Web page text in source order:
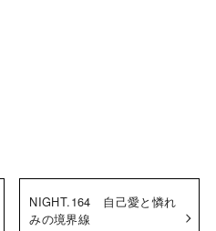
NIGHT.164 自己愛と憐れ
みの境界線